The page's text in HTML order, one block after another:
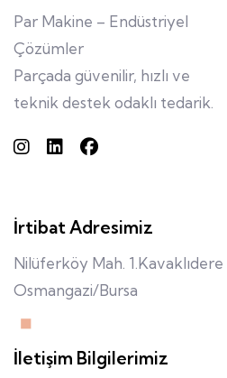
Par Makine – Endüstriyel
Çözümler
Parçada güvenilir, hızlı ve
teknik destek odaklı tedarik.
İrtibat Adresimiz
Nilüferköy Mah. 1.Kavaklıdere
Osmangazi/Bursa
İletişim Bilgilerimiz